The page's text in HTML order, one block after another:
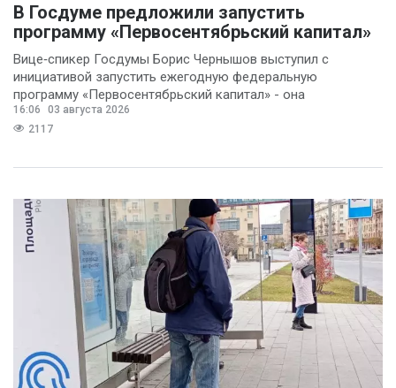
В Госдуме предложили запустить
программу «Первосентябрьский капитал»
Вице‑спикер Госдумы Борис Чернышов выступил с
инициативой запустить ежегодную федеральную
программу «Первосентябрьский капитал» - она
предполагает
16:06
03 августа 2026
2117